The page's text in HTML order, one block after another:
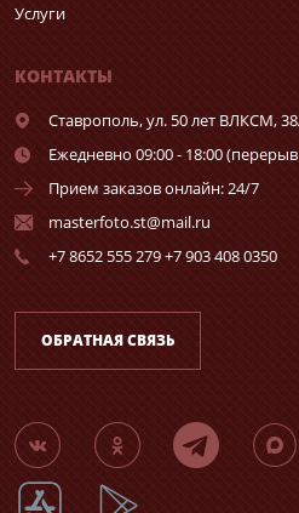
Услуги
КОНТАКТЫ
Ставрополь,ул. 50 лет ВЛКСМ,
Ежедневно 09:00 - 18:00 (перерыв
Прием заказов онлайн: 24/7
masterfoto.st@mail.ru
+7 8652 555 279 +7 903 408 0350
ОБРАТНАЯ СВЯЗЬ